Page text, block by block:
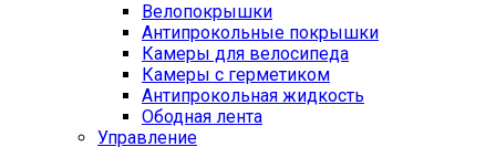
Велопокрышки
Антипрокольные покрышки
Камеры для велосипеда
Камеры с герметиком
Антипрокольная жидкость
Ободная лента
Управление